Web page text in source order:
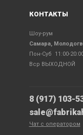
КОНТАКТЫ
Шоу-рум
Самара,
Пон-Суб 11:00-
Вср ВЫХОДНОЙ
8 (917) 103-
Чат с оператором